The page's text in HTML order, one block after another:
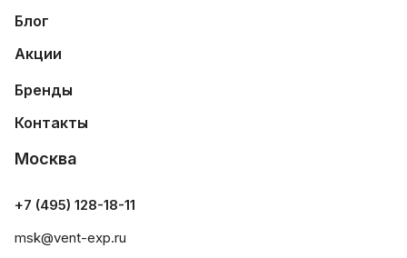
Блог
Акции
Бренды
Контакты
Москва
+7 (495) 128-18-11
msk@vent-exp.ru